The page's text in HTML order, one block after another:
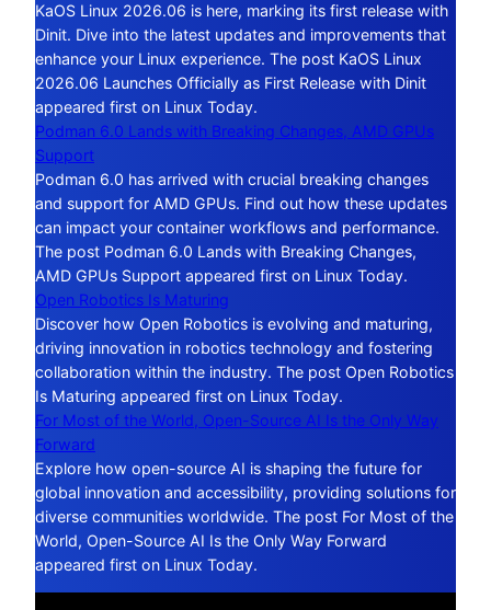
KaOS Linux 2026.06 is here, marking its first release with
Dinit. Dive into the latest updates and improvements that
enhance your Linux experience. The post KaOS Linux
2026.06 Launches Officially as First Release with Dinit
appeared first on Linux Today.
Podman 6.0 Lands with Breaking Changes, AMD GPUs
Support
Podman 6.0 has arrived with crucial breaking changes
and support for AMD GPUs. Find out how these updates
can impact your container workflows and performance.
The post Podman 6.0 Lands with Breaking Changes,
AMD GPUs Support appeared first on Linux Today.
Open Robotics Is Maturing
Discover how Open Robotics is evolving and maturing,
driving innovation in robotics technology and fostering
collaboration within the industry. The post Open Robotics
Is Maturing appeared first on Linux Today.
For Most of the World, Open-Source AI Is the Only Way
Forward
Explore how open-source AI is shaping the future for
global innovation and accessibility, providing solutions for
diverse communities worldwide. The post For Most of the
World, Open-Source AI Is the Only Way Forward
appeared first on Linux Today.